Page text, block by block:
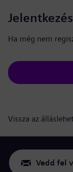
Ha még nem
Vissza az
Vedd fel